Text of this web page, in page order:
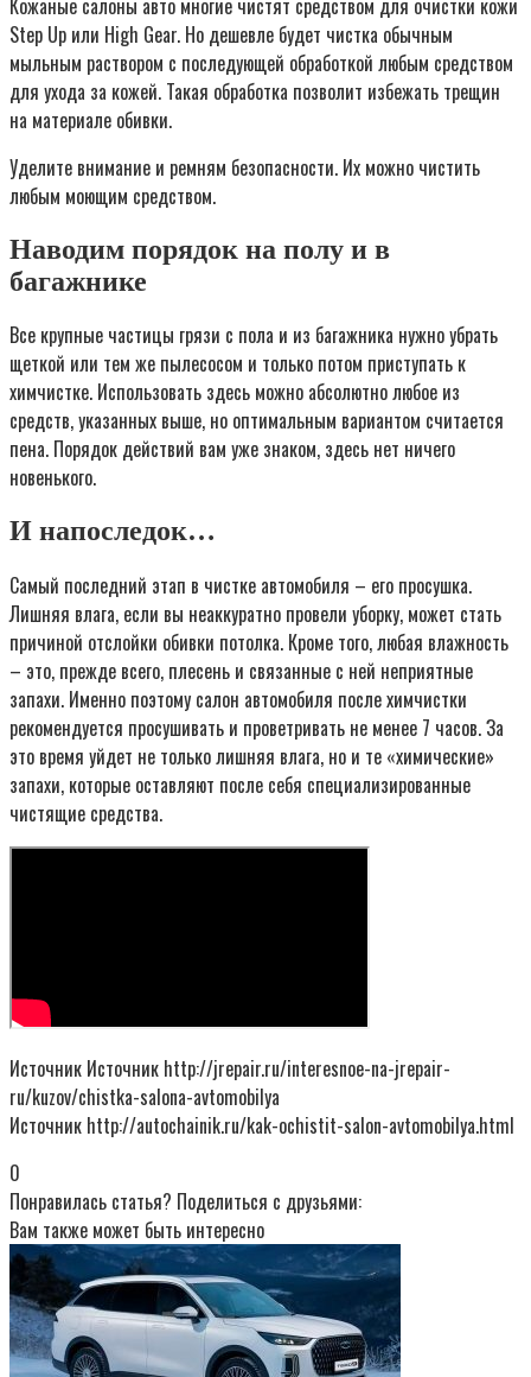
Step Up или High Gear. Но дешевле будет чистка обычным
мыльным раствором с последующей обработкой любым средством
для ухода за кожей. Такая обработка позволит избежать трещин
на материале обивки.
Уделите внимание и ремням безопасности. Их можно чистить
любым моющим средством.
Наводим порядок на полу и в
багажнике
Все крупные частицы грязи с пола и из багажника нужно убрать
щеткой или тем же пылесосом и только потом приступать к
химчистке. Использовать здесь можно абсолютно любое из
средств, указанных выше, но оптимальным вариантом считается
пена. Порядок действий вам уже знаком, здесь нет ничего
новенького.
И напоследок…
Самый последний этап в чистке автомобиля – его просушка.
Лишняя влага, если вы неаккуратно провели уборку, может стать
причиной отслойки обивки потолка. Кроме того, любая влажность
– это, прежде всего, плесень и связанные с ней неприятные
запахи. Именно поэтому салон автомобиля после химчистки
рекомендуется просушивать и проветривать не менее 7 часов. За
это время уйдет не только лишняя влага, но и те «химические»
запахи, которые оставляют после себя специализированные
чистящие средства.
Источник Источник http://jrepair.ru/interesnoe-na-jrepair-
ru/kuzov/chistka-salona-avtomobilya
Источник http://autochainik.ru/kak-ochistit-salon-avtomobilya.html
0
Понравилась статья? Поделиться с друзьями:
Вам также может быть интересно